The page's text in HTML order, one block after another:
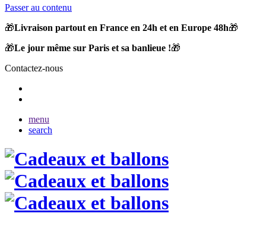
Passer au contenu
🎁Livraison partout en France en 24h et en Europe 48h🎁
🎁Le jour même sur Paris et sa banlieue !🎁
Contactez-nous
menu
search